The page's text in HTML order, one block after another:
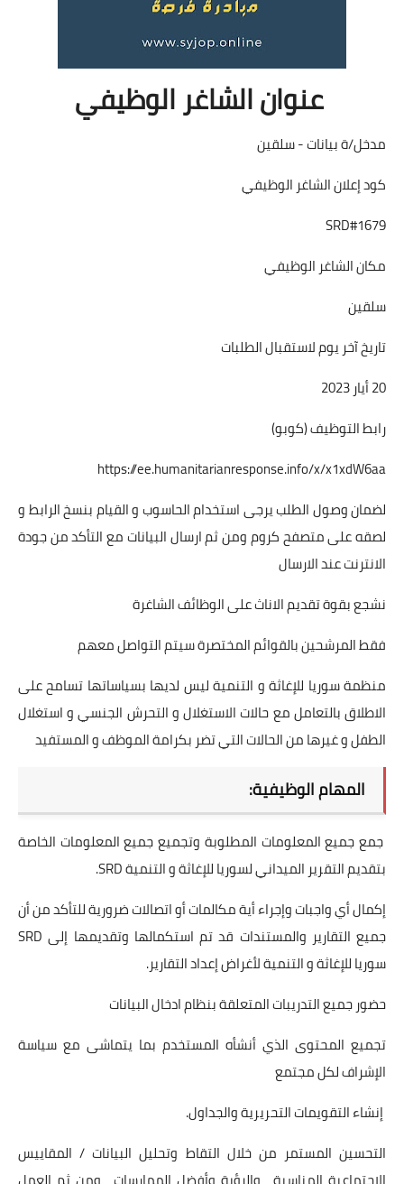
عنوان الشاغر الوظيفي
مدخل/ة بيانات - سلقين
كود إعلان الشاغر الوظيفي
SRD#1679
مكان الشاغر الوظيفي
سلقين
تاريخ آخر يوم لاستقبال الطلبات
20 أيار 2023
رابط التوظيف (كوبو)
https://ee.humanitarianresponse.info/x/x1xdW6aa
لضمان وصول الطلب يرجى استخدام الحاسوب و القيام بنسخ الرابط و
لصقه على متصفح كروم ومن ثم ارسال البيانات مع التأكد من جودة
الانترنت عند الارسال
نشجع بقوة تقديم الاناث على الوظائف الشاغرة
فقط المرشحين بالقوائم المختصرة سيتم التواصل معهم
منظمة سوريا للإغاثة و التنمية ليس لديها بسياساتها تسامح على
الاطلاق بالتعامل مع حالات الاستغلال و التحرش الجنسي و استغلال
الطفل و غيرها من الحالات التي تضر بكرامة الموظف و المستفيد
المهام الوظيفية:
ﺟﻤﻊ ﺟﻤﻴﻊ اﻟﻤﻌﻠﻮﻣﺎت اﻟﻤﻄﻠﻮﺑﺔ وﺗﺠﻤﻴﻊ ﺟﻤﻴﻊ اﻟﻤﻌﻠﻮﻣﺎت اﻟﺨﺎﺻﺔ
ﺑﺘﻘﺪﻳﻢ اﻟﺘﻘﺮﻳﺮ اﻟﻤﻴﺪاﻧﻲ لسوريا للإغاثة و التنمية SRD.
إكمال أي واجبات وإجراء أية مكالمات أو اتصالات ضرورية للتأكد من أن
جميع التقارير والمستندات قد تم استكمالها وتقديمها إلى SRD
سوريا للإغاثة و التنمية لأغراض إعداد التقارير.
حضور جميع التدريبات المتعلقة بنظام ادخال البيانات
تجميع المحتوى الذي أنشأه المستخدم بما يتماشى مع سياسة
الإشراف لكل مجتمع
إنشاء التقويمات التحريرية والجداول.
التحسين المستمر من خلال التقاط وتحليل البيانات / المقاييس